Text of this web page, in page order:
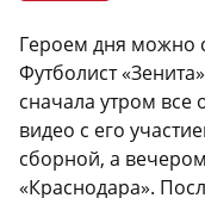
Героем дня можно
Футболист
сначала утром все
видео с его
сборной, а
«Краснодара».